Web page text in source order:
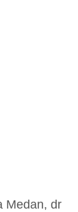
Medan, dr